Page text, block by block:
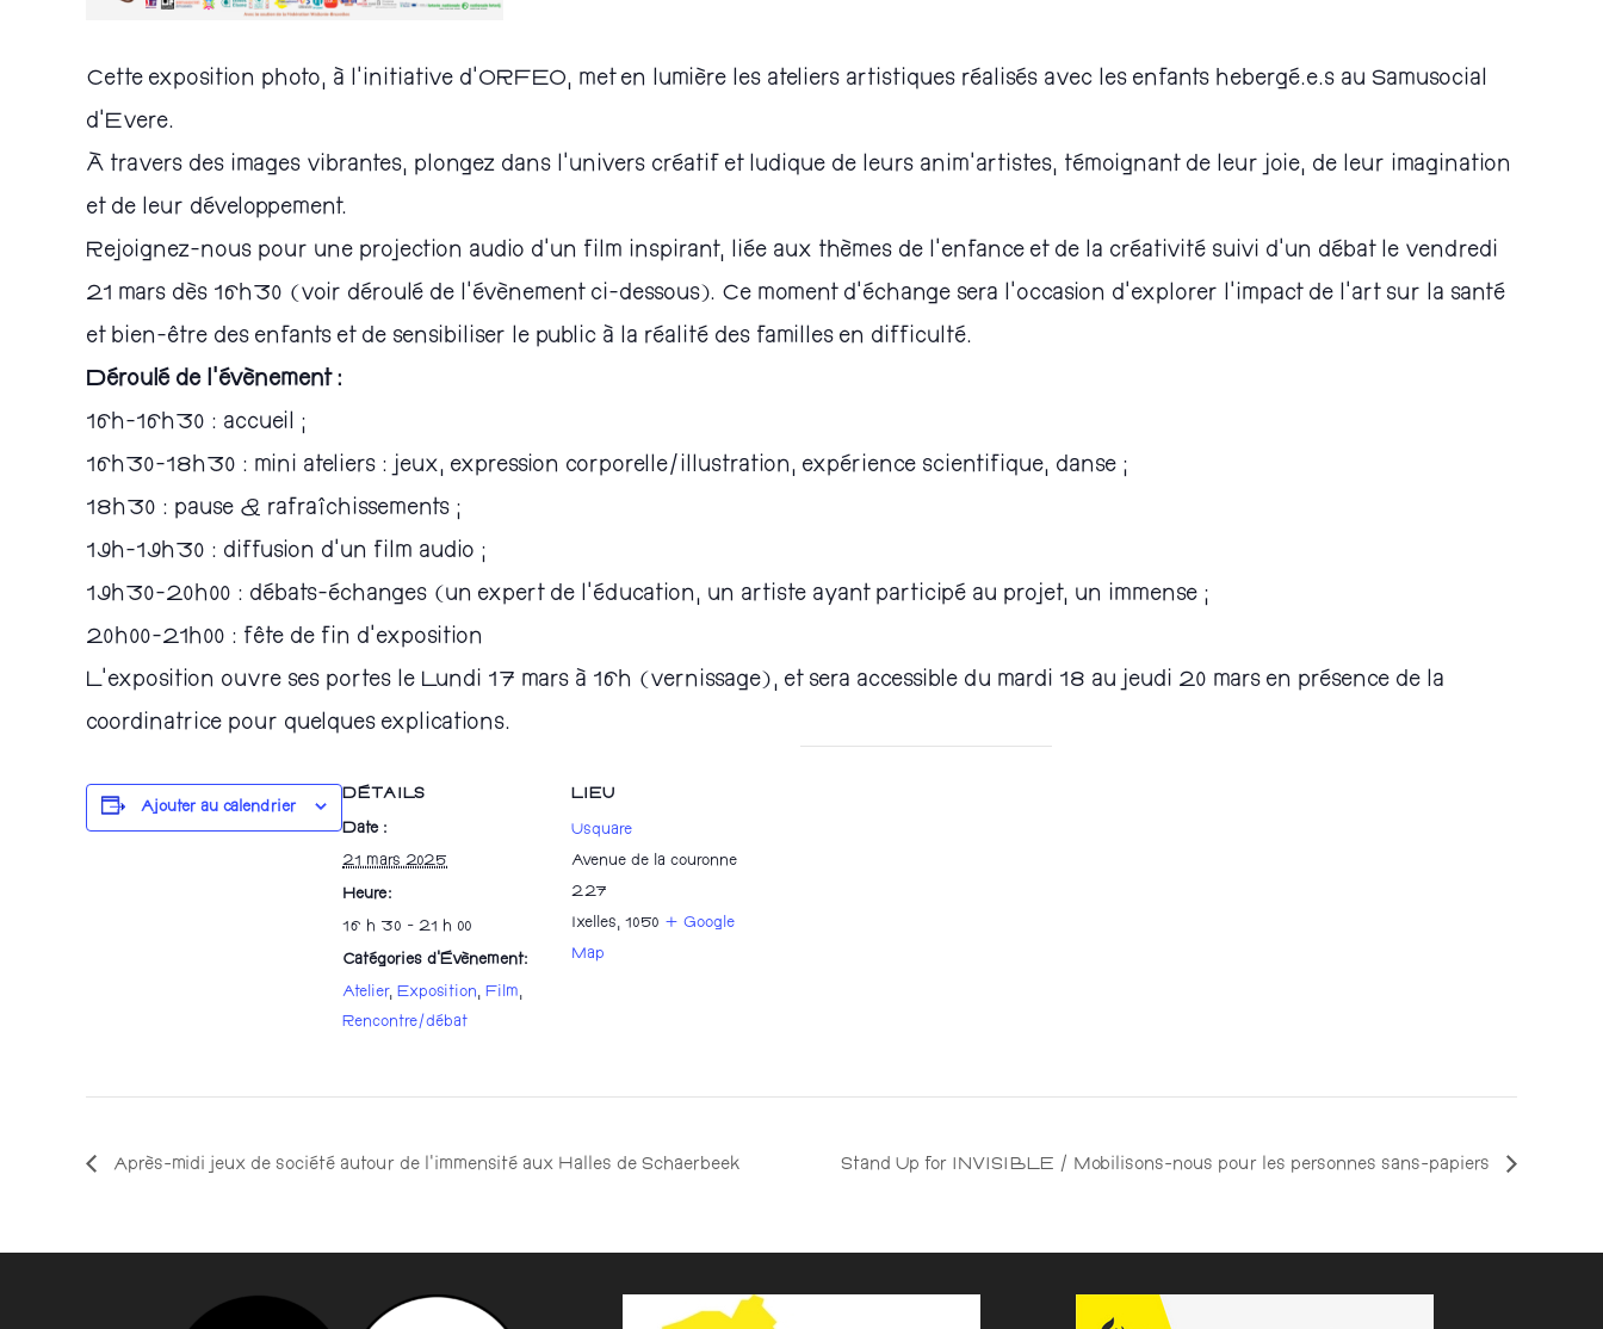
Cette exposition photo, à l’initiative d’ORFEO, met en lumière les ateliers artistiques réalisés avec les enfants hebergé.e.s au Samusocial
d’Evere.
À travers des images vibrantes, plongez dans l’univers créatif et ludique de leurs anim’artistes, témoignant de leur joie, de leur imagination
et de leur développement.
Rejoignez-nous pour une projection audio d’un film inspirant, liée aux thèmes de l’enfance et de la créativité suivi d’un débat le vendredi
21 mars dès 16h30 (voir déroulé de l’évènement ci-dessous). Ce moment d’échange sera l’occasion d’explorer l’impact de l’art sur la santé
et bien-être des enfants et de sensibiliser le public à la réalité des familles en difficulté.
Déroulé de l’évènement :
16h-16h30 : accueil ;
16h30-18h30 : mini ateliers : jeux, expression corporelle/illustration, expérience scientifique, danse ;
18h30 : pause & rafraîchissements ;
19h-19h30 : diffusion d’un film audio ;
19h30-20h00 : débats-échanges (un expert de l’éducation, un artiste ayant participé au projet, un immense ;
20h00-21h00 : fête de fin d’exposition
L’exposition ouvre ses portes le Lundi 17 mars à 16h (vernissage), et sera accessible du mardi 18 au jeudi 20 mars en présence de la
coordinatrice pour quelques explications.
Ajouter au calendrier
DÉTAILS
Date :
21 mars 2025
Heure :
16 h 30 - 21 h 00
Catégories d’Évènement:
Atelier, Exposition , Film ,
Rencontre/débat
LIEU
Usquare
Avenue de la couronne
227
Ixelles , 1050 + Google
Map
Après-midi jeux de société autour de l’immensité aux Halles de Schaerbeek Stand Up for INVISIBLE / Mobilisons-nous pour les personnes sans-papiers